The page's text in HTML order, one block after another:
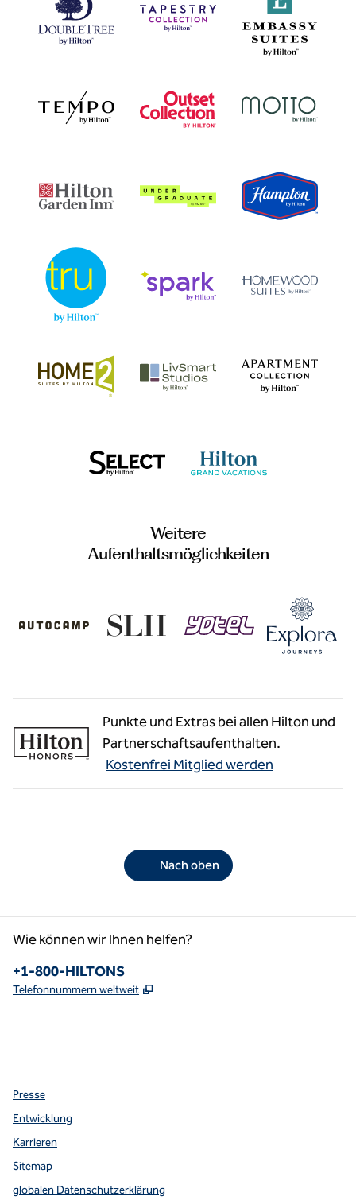
Weitere
Aufenthaltsmöglichkeiten
Punkte und Extras bei allen Hilton und
Partnerschaftsaufenthalten.
Kostenfrei Mitglied werden
Nach oben
Wie können wir Ihnen helfen?
Telefon:
+1-800-HILTONS
Telefonnummern weltweit ,
Presse
Entwicklung
Karrieren
Sitemap
globalen Datenschutzerklärung